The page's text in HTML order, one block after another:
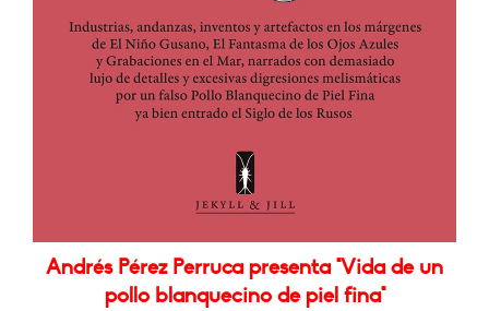
Andrés Pérez Perruca presenta "Vida de un
pollo blanquecino de piel fina"